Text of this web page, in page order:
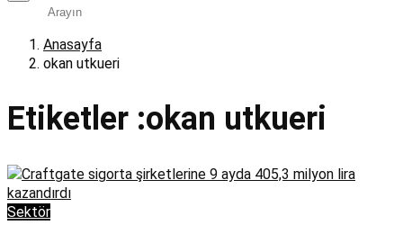
Anasayfa
okan utkueri
Etiketler :okan utkueri
Sektör